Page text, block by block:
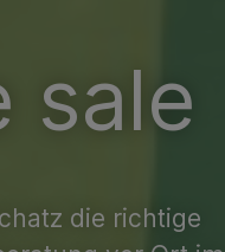
sale
die richtige